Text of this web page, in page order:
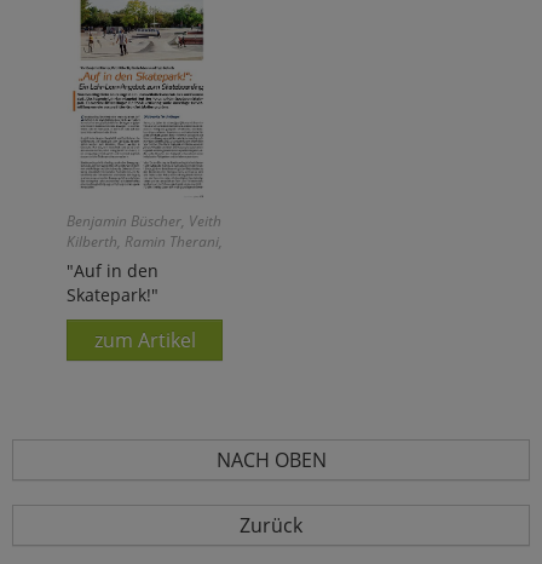
Benjamin Büscher, Veith
Kilberth, Ramin Therani,
Ingo Helmich
"Auf in den
Skatepark!"
zum Artikel
NACH OBEN
Zurück